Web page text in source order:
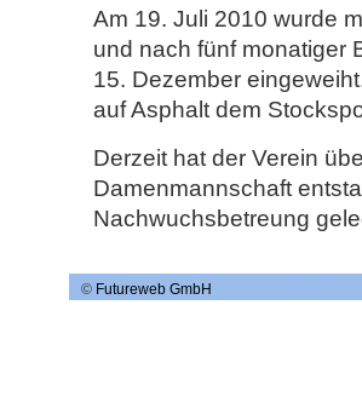
Am 19. Juli 2010 wurde
und nach fünf monatiger
15. Dezember
auf Asphalt dem
Derzeit hat der Verein
Damenmannschaft
Nachwuchsbetreung
© Futureweb GmbH